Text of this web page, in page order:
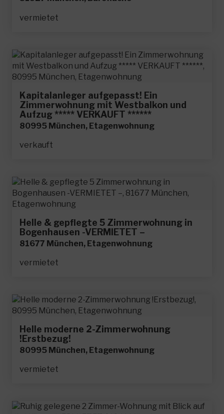
vermietet
Kapitalanleger aufgepasst! Ein
Zimmerwohnung mit Westbalkon und
Aufzug ***** VERKAUFT ******
80995 München, Etagenwohnung
verkauft
Helle & gepflegte 5 Zimmerwohnung in
Bogenhausen -VERMIETET –
81677 München, Etagenwohnung
vermietet
Helle moderne 2-Zimmerwohnung
!Erstbezug!
80995 München, Etagenwohnung
vermietet